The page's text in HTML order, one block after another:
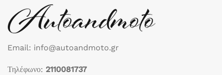
Email: info@autoandmoto.gr
Τηλέφωνο: 2110081737